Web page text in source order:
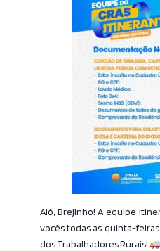
Alô, Brejinho! A equipe
vocês todas as quinta-
dos Trabalhadores Rurais!